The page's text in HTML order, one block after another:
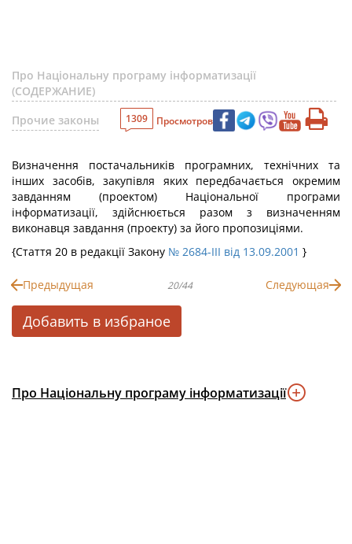
Про Національну програму інформатизації
(СОДЕРЖАНИЕ)
Прочие законы
1309 Просмотров
Визначення постачальників програмних, технічних та
інших засобів, закупівля яких передбачається окремим
завданням (проектом) Національної програми
інформатизації, здійснюється разом з визначенням
виконавця завдання (проекту) за його пропозиціями.
{Стаття 20 в редакції Закону № 2684-III від 13.09.2001 }
Предыдущая 20/44 Следующая
Добавить в избраное
Про Національну програму інформатизації